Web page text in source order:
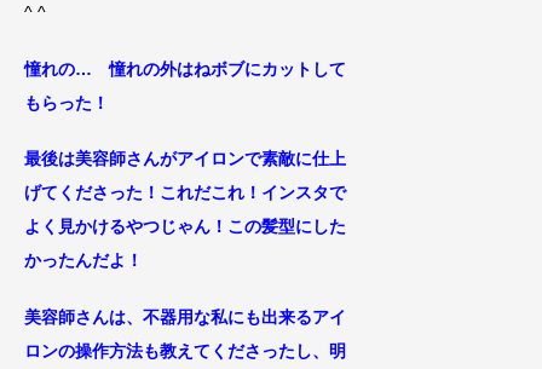
^ ^
憧れの… 憧れの外はねボブにカットして
もらった！
最後は美容師さんがアイロンで素敵に仕上
げてくださった！これだこれ！インスタで
よく見かけるやつじゃん！この髪型にした
かったんだよ ！
美容師さんは、不器用な私にも出来るアイ
ロンの操作方法も教えてくださったし、明